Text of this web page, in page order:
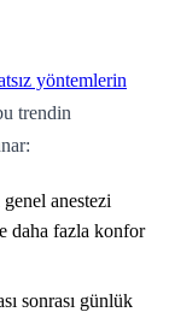
yöntemlerin
trendin
anestezi
daha fazla konfor
sonrası günlük